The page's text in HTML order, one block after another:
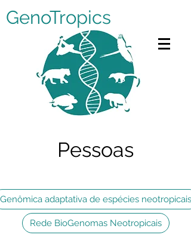
GenoTropics
Pessoas
Genômica adaptativa de espécies neotropicais
Rede BioGenomas Neotropicais